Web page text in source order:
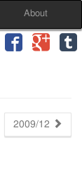
About
2009/12